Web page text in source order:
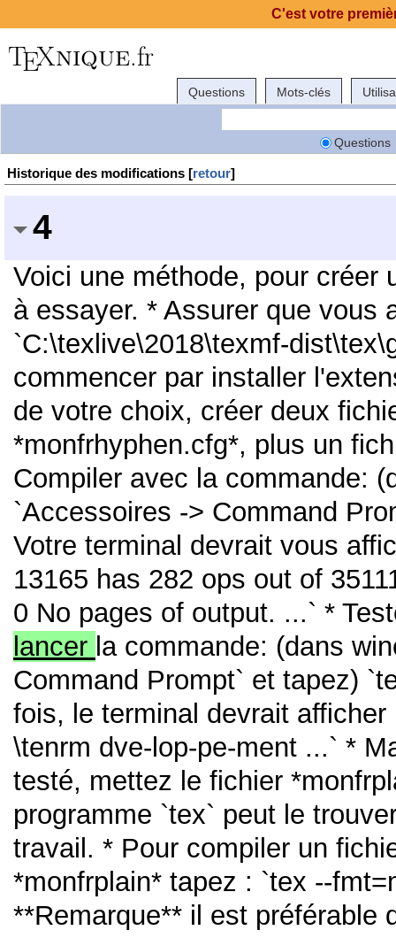
Questions Mots-clés
Questions
Historique des modifications [retour]
4
Voici une méthode, pour créer
à essayer. * Assurer que vous
`C:\texlive\2018\texmf-
commencer par installer
de votre choix, créer deux
*monfrhyphen.cfg*, plus un
Compiler avec la commande:
`Accessoires -> Command
Votre terminal devrait vous
13165 has 282 ops out of
0 No pages of output. ...` *
lancer la commande: (dans
Command Prompt` et tapez)
fois, le terminal devrait
\tenrm dve-lop-pe-ment ...` *
testé, mettez le fichier
programme `tex` peut le
travail. * Pour compiler un
*monfrplain* tapez : `tex --
**Remarque** il est préférable
C'est votre